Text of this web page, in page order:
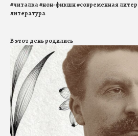
#читалка#нон-фикшн#современная
литература
В этот день родились